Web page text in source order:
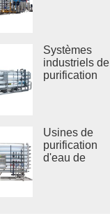
Systèmes
industriels de
purification
Usines de
purification
d'eau de